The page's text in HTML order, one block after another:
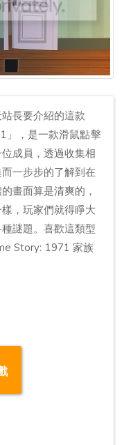
長要介紹的這款
」，是一款滑鼠點擊
成員，透過收集相
一步步的了解到在
畫面算是清爽的，
，玩家們就得睜大
謎題。喜歡這類型
Story: 1971 家族